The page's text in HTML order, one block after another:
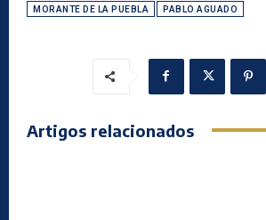
MORANTE DE LA PUEBLA PABLO AGUADO
Artigos relacionados